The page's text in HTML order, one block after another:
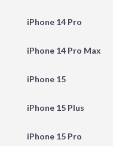
iPhone 14 Pro
iPhone 14 Pro Max
iPhone 15
iPhone 15 Plus
iPhone 15 Pro